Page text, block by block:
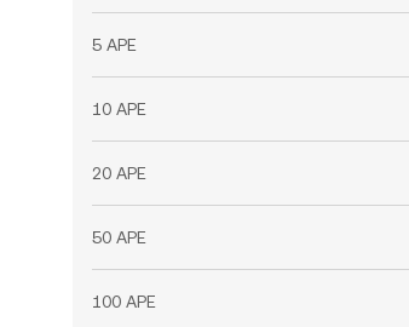
5 APE
10 APE
20 APE
50 APE
100 APE